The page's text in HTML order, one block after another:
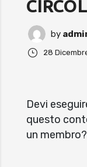
by
28
Devi
questo
un membro?